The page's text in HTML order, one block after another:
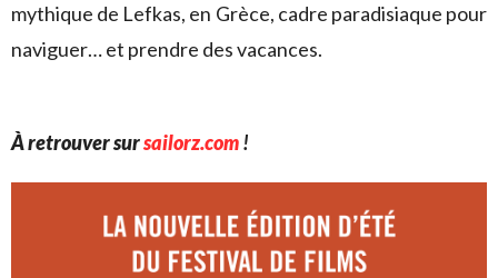
mythique de Lefkas, en Grèce, cadre paradisiaque pour
naviguer… et prendre des vacances.
À retrouver sursailorz.com!